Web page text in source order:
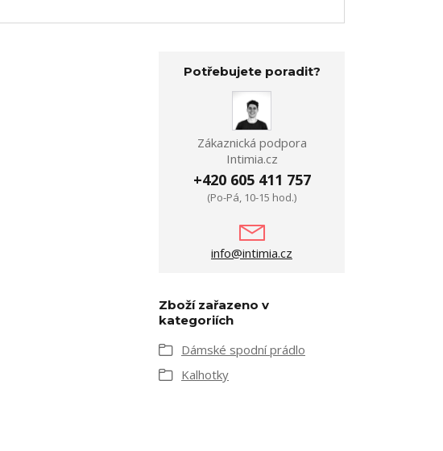
Potřebujete poradit?
Zákaznická podpora
Intimia.cz
+420 605 411 757
(Po-Pá, 10-15 hod.)
info@intimia.cz
Zboží zařazeno v
kategoriích
Dámské spodní prádlo
Kalhotky